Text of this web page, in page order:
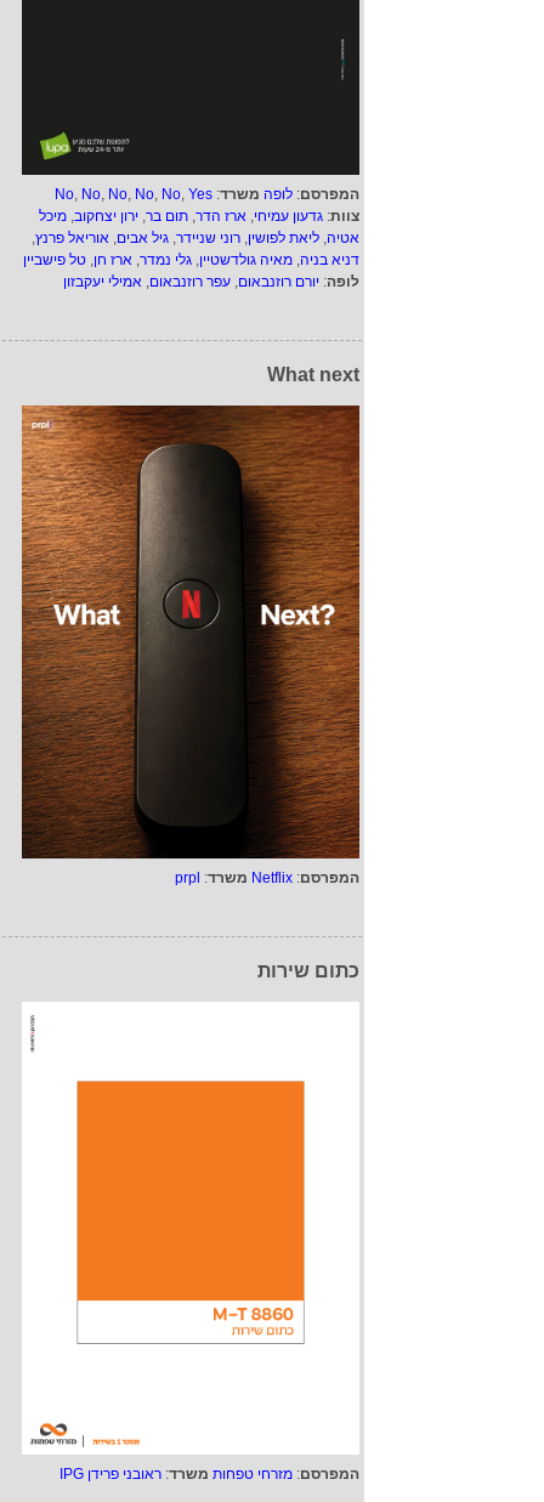
המפרסם: לופה משרד:
No, No, No, No, No, Yes
צוות: גדעון עמיחי, ארז הדר, תום בר, ירון יצחקוב, מיכל
אטיה, ליאת לפושין, רוני שניידר, גיל אבים, אוריאל פרנץ,
דניא בניה, מאיה גולדשטיין, גלי נמדר, ארז חן, טל פישביין
לופה: יורם רוזנבאום, עפר רוזנבאום, אמילי יעקבזון
What next
המפרסם:
Netflix משרד:
prpl
כתום שירות
המפרסם: מזרחי טפחות משרד: ראובני פרידן IPG